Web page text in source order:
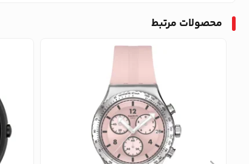
محصولات مرتبط